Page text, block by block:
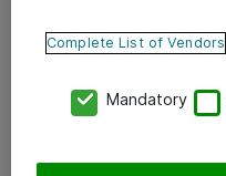
digialustalle, joka
kasvaessa fiksuja
Complete List of Vendors
Mandatory